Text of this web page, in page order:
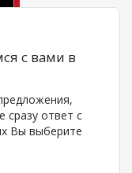
с вами в
сразу ответ с
Вы выберите